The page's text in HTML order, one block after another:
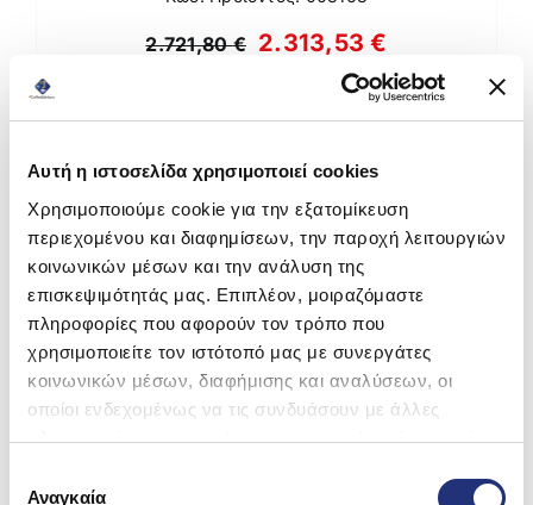
Αυτή η ιστοσελίδα χρησιμοποιεί cookies
Χρησιμοποιούμε cookie για την εξατομίκευση
περιεχομένου και διαφημίσεων, την παροχή λειτουργιών
κοινωνικών μέσων και την ανάλυση της
επισκεψιμότητάς μας. Επιπλέον, μοιραζόμαστε
πληροφορίες που αφορούν τον τρόπο που
χρησιμοποιείτε τον ιστότοπό μας με συνεργάτες
κοινωνικών μέσων, διαφήμισης και αναλύσεων, οι
οποίοι ενδεχομένως να τις συνδυάσουν με άλλες
πληροφορίες που τους έχετε παραχωρήσει ή τις οποίες
των υπηρεσιών τους.
Αναγκαία
2.721,80€ Original
was:
2.721,80 €.
2.313,53€
τρέχουσα
τιμή
2.313,53 €.
1.865,75€
Προσθήκη στο καλάθι
-15%